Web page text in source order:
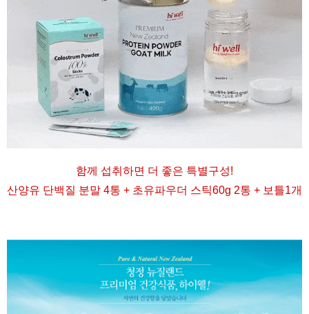
함께 섭취하면 더 좋은 특별구성!
산양유 단백질 분말 4통 + 초유파우더 스틱60g 2통 + 보틀1개